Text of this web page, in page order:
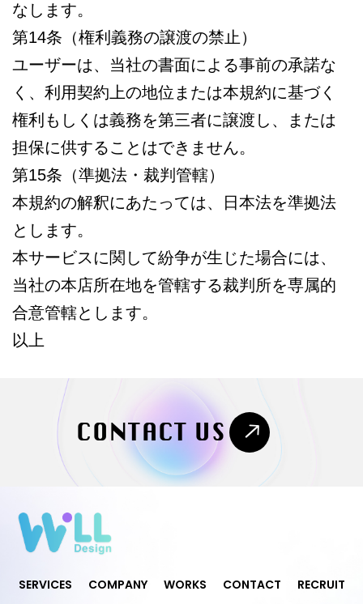
なします。
第14条（権利義務の譲渡の禁止）
ユーザーは、当社の書面による事前の承諾な
く、利用契約上の地位または本規約に基づく
権利もしくは義務を第三者に譲渡し、または
担保に供することはできません。
第15条（準拠法・裁判管轄）
本規約の解釈にあたっては、日本法を準拠法
とします。
本サービスに関して紛争が生じた場合には、
当社の本店所在地を管轄する裁判所を専属的
合意管轄とします。
以上
CONTACT US
SERVICES COMPANY WORKS CONTACT RECRUIT